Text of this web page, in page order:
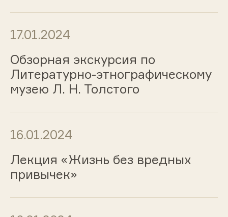
17.01.2024
Обзорная экскурсия по
Литературно-этнографическому
музею Л. Н. Толстого
16.01.2024
Лекция «Жизнь без вредных
привычек»